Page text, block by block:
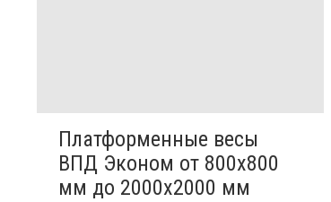
Платформенные весы
ВПД Эконом от 800х800
мм до 2000х2000 мм